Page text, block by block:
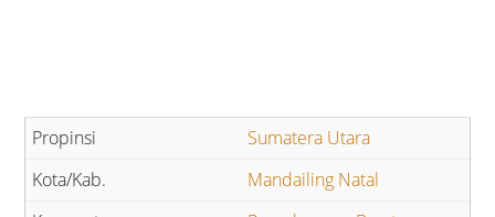
Sumatera Utara
Mandailing Natal